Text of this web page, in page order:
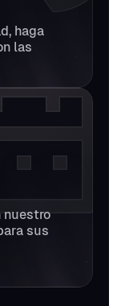
haga
las
nuestro
sus